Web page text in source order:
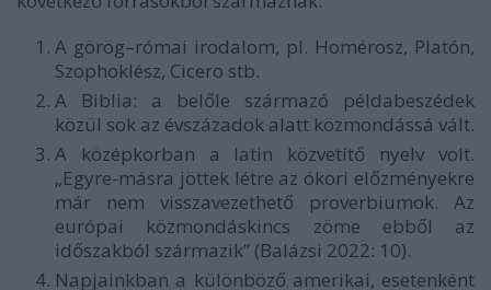
A görög–római irodalom, pl. Homérosz, Platón,
Szophoklész, Cicero stb.
A Biblia: a belőle származó példabeszédek
közül sok az évszázadok alatt közmondássá vált.
A középkorban a latin közvetítő nyelv volt.
„Egyre-másra jöttek létre az ókori előzményekre
már nem visszavezethető proverbiumok. Az
európai közmondáskincs zöme ebből az
időszakból származik” (Balázsi 2022: 10).
Napjainkban a különböző amerikai, esetenként